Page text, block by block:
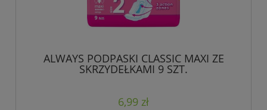
ALWAYS PODPASKI CLASSIC MAXI ZE
SKRZYDEŁKAMI 9 SZT.
6,99 zł